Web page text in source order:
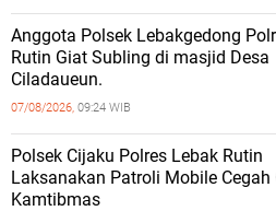
Anggota Polsek Lebakgedong
Rutin Giat Subling di masjid Desa
Ciladaueun.
07/08/2026, 09:24 WIB
Polsek Cijaku Polres Lebak Rutin
Laksanakan Patroli Mobile Cegah
Kamtibmas